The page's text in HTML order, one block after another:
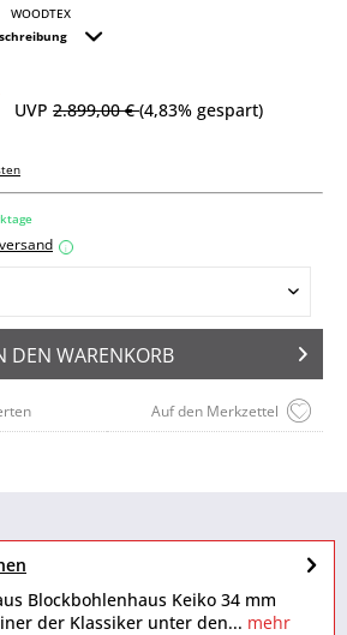
WOODTEX
UVP 2.899,00 €(4,83% gespart)
i
DEN WARENKORB
Auf den Merkzettel
Blockbohlenhaus Keiko 34 mm
der Klassiker unter den... mehr